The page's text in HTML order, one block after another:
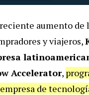
aumento de
y viajeros,
Accelerator,
de